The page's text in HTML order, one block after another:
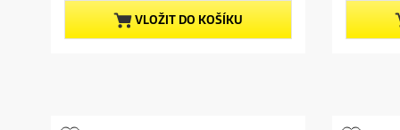
d
u
d
i
č
VLOŽIT DO KOŠÍKU
d
u
d
i
č